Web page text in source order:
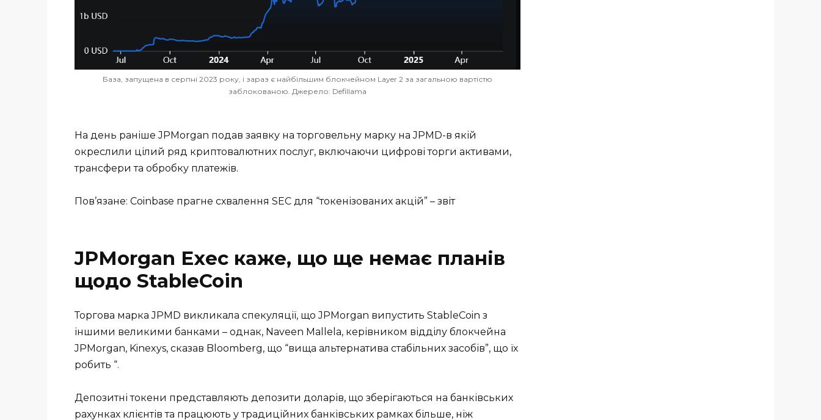
База, запущена в серпні 2023 року, і зараз є найбільшим блокчейном Layer 2 за загальною вартістю
заблокованою. Джерело: Defillama
На день раніше JPMorgan подав заявку на торговельну марку на JPMD-в якій
окреслили цілий ряд криптовалютних послуг, включаючи цифрові торги активами,
трансфери та обробку платежів.
Пов’язане: Coinbase прагне схвалення SEC для “токенізованих акцій” – звіт
JPMorgan Exec каже, що ще немає планів
щодо StableCoin
Торгова марка JPMD викликала спекуляції, що JPMorgan випустить StableCoin з
іншими великими банками – однак, Naveen Mallela, керівником відділу блокчейна
JPMorgan, Kinexys, сказав Bloomberg, що “вища альтернатива стабільних засобів”, що їх
робить “.
Депозитні токени представляють депозити доларів, що зберігаються на банківських
рахунках клієнтів та працюють у традиційних банківських рамках більше, ніж